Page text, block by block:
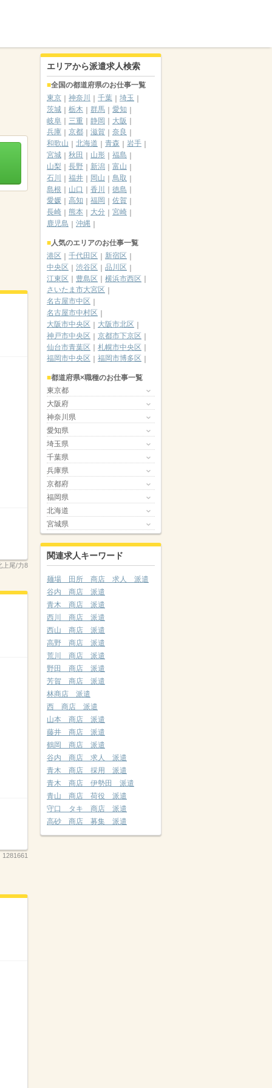
上尾/力8
1281661
エリアから派遣求人検索
全国の都道府県のお仕事一覧
東京
神奈川 千葉
埼玉
茨城
栃木 群馬
愛知
岐阜
三重 静岡
大阪
兵庫
京都 滋賀
奈良
和歌山
北海道 青森
岩手
宮城
秋田 山形
福島
山梨
長野 新潟
富山
石川
福井 岡山
鳥取
島根
山口 香川
徳島
愛媛
高知 福岡
佐賀
長崎
熊本 大分
宮崎
鹿児島
沖縄
人気のエリアのお仕事一覧
港区
千代田区
新宿区
中央区
渋谷区
品川区
江東区
豊島区
横浜市西区
さいたま市大宮区
名古屋市中区
名古屋市中村区
大阪市中央区
大阪市北区
神戸市中央区
京都市下京区
仙台市青葉区
札幌市中央区
福岡市中央区
福岡市博多区
都道府県×職種のお仕事一覧
東京都
大阪府
神奈川県
愛知県
埼玉県
千葉県
兵庫県
京都府
福岡県
北海道
宮城県
関連求人キーワード
麺場 田所 商店 求人 派遣
谷内 商店 派遣
青木 商店 派遣
西川 商店 派遣
西山 商店 派遣
高野 商店 派遣
荒川 商店 派遣
野田 商店 派遣
芳賀 商店 派遣
林商店 派遣
西 商店 派遣
山本 商店 派遣
藤井 商店 派遣
鶴岡 商店 派遣
谷内 商店 求人 派遣
青木 商店 採用 派遣
青木 商店 伊勢田 派遣
青山 商店 荷役 派遣
守口 タキ 商店 派遣
高砂 商店 募集 派遣